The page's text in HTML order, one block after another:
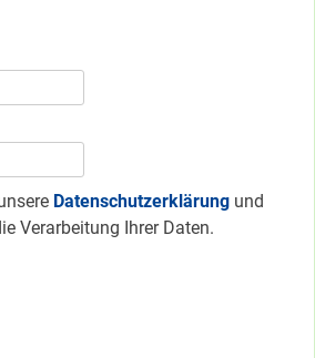
Datenschutzerklärung und
Verarbeitung Ihrer Daten.